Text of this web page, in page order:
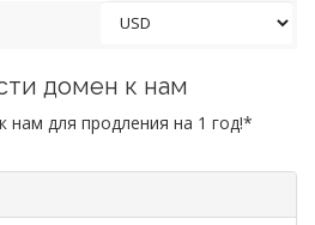
домен к нам
нам для продления на 1 год!*